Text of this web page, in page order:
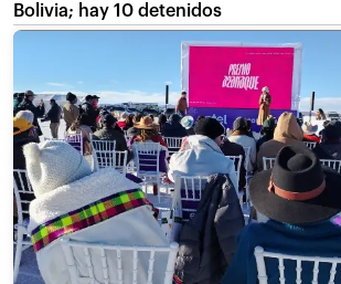
Bolivia; hay 10 detenidos